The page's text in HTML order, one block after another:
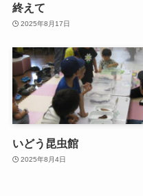
終えて
2025年8月17日
いどう昆虫館
2025年8月4日